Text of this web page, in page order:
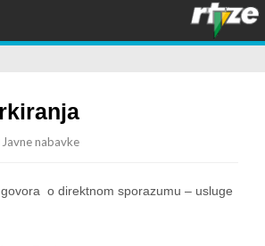
Javne nabavke
o direktnom sporazumu – usluge